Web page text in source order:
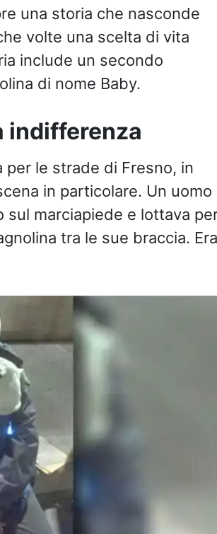
una storia che nasconde
volte una scelta di vita
include un secondo
di nome Baby.
indifferenza
le strade di Fresno, in
in particolare. Un uomo
sul marciapiede e lottava
tra le sue braccia.